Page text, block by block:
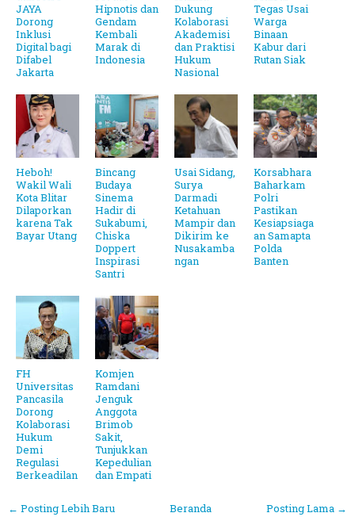
JAYA
Dorong
Inklusi
Digital bagi
Difabel
Jakarta
Hipnotis dan
Gendam
Kembali
Marak di
Indonesia
Dukung
Kolaborasi
Akademisi
dan Praktisi
Hukum
Nasional
Tegas Usai
Warga
Binaan
Kabur dari
Rutan Siak
Heboh!
Wakil Wali
Kota Blitar
Dilaporkan
karena Tak
Bayar Utang
Bincang
Budaya
Sinema
Hadir di
Sukabumi,
Chiska
Doppert
Inspirasi
Santri
Usai Sidang,
Surya
Darmadi
Ketahuan
Mampir dan
Dikirim ke
Nusakamba
ngan
Korsabhara
Baharkam
Polri
Pastikan
Kesiapsiaga
an Samapta
Polda
Banten
FH
Universitas
Pancasila
Dorong
Kolaborasi
Hukum
Demi
Regulasi
Berkeadilan
Komjen
Ramdani
Jenguk
Anggota
Brimob
Sakit,
Tunjukkan
Kepedulian
dan Empati
← Posting Lebih Baru Posting Lama →
Beranda